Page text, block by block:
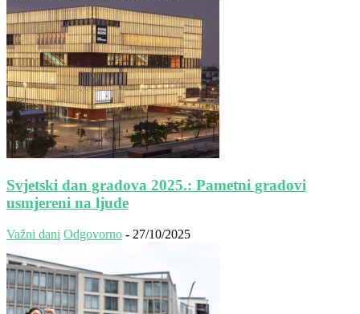
Svjetski dan gradova 2025.: Pametni gradovi
usmjereni na ljude
Važni dani Odgovorno - 27/10/2025